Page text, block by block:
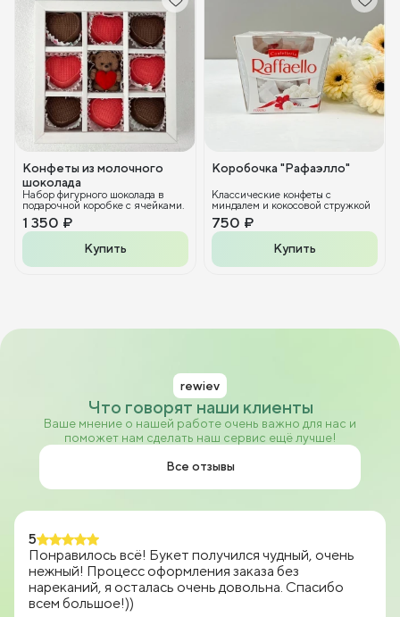
Конфеты из молочного
шоколада
Набор фигурного шоколада в
подарочной коробке с ячейками.
1 350 ₽
Купить
Коробочка "Рафаэлло"
Классические конфеты с
миндалем и кокосовой стружкой
750 ₽
Купить
Что говорят наши клиенты
rewiev
Ваше мнение о нашей работе очень важно для нас и
поможет нам сделать наш сервис ещё лучше!
Все отзывы
5
Понравилось всё! Букет получился чудный, очень
нежный! Процесс оформления заказа без
нареканий, я осталась очень довольна. Спасибо
всем большое!))